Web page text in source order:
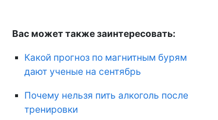
Вас может также заинтересовать:
Какой прогноз по магнитным бурям
дают ученые на сентябрь
Почему нельзя пить алкоголь после
тренировки